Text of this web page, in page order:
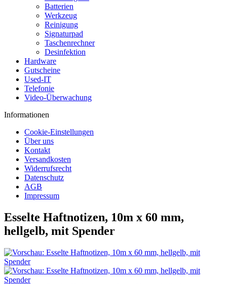
Batterien
Werkzeug
Reinigung
Signaturpad
Taschenrechner
Desinfektion
Hardware
Gutscheine
Used-IT
Telefonie
Video-Überwachung
Informationen
Cookie-Einstellungen
Über uns
Kontakt
Versandkosten
Widerrufsrecht
Datenschutz
AGB
Impressum
Esselte Haftnotizen, 10m x 60 mm,
hellgelb, mit Spender